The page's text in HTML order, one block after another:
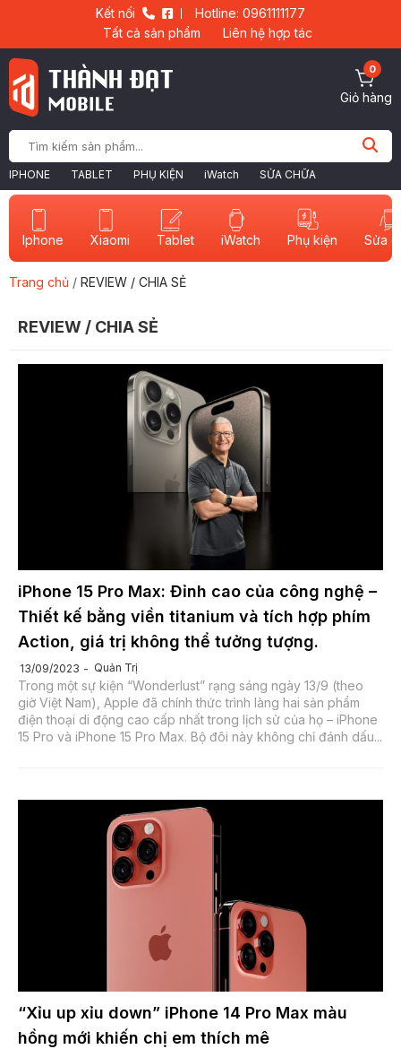
Kết nối
Hotline: 0961111177
Tất cả sản phẩm
Liên hệ hợp tác
IPHONE TABLET PHỤ KIỆN iWatch SỬA CHỮA
0
Giỏ hàng
Iphone Xiaomi Tablet iWatch Phụ kiện Sửa
Trang chủ / REVIEW / CHIA SẺ
REVIEW / CHIA SẺ
iPhone 15 Pro Max: Đỉnh cao của công nghệ –
Thiết kế bằng viền titanium và tích hợp phím
Action, giá trị không thể tưởng tượng.
13/09/2023 Quản Trị
Trong một sự kiện “Wonderlust” rạng sáng ngày 13/9 (theo
giờ Việt Nam), Apple đã chính thức trình làng hai sản phẩm
điện thoại di động cao cấp nhất trong lịch sử của họ – iPhone
15 Pro và iPhone 15 Pro Max. Bộ đôi này không chỉ đánh dấu...
“Xỉu up xỉu down” iPhone 14 Pro Max màu
hồng mới khiến chị em thích mê